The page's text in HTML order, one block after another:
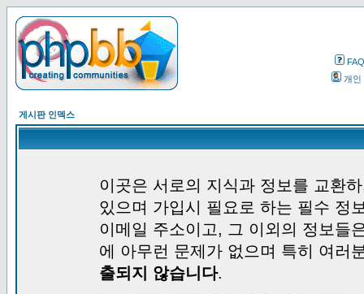
FAQ
개인
게시판 인덱스
이곳은 서로의 지식과 정보를 교환
있으며 가입시 필요로 하는 필수 정
이메일 주소이고, 그 이외의 정보들
에 아무런 문제가 없으며 특히 여러
출되지 않습니다.